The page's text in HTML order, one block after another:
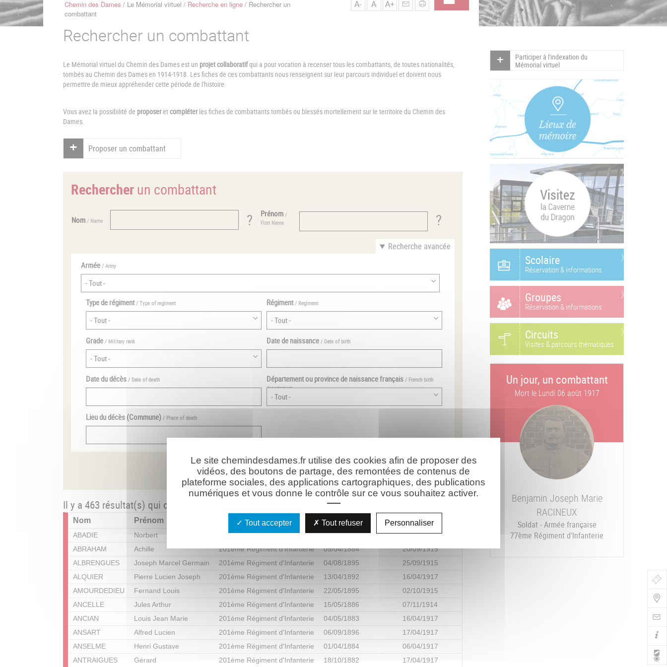
de
Fil
Chemin des Dames Le Mémorial virtuel Recherche en ligne Rechercher un
combattant
A- A A+
Rechercher un combattant
Le Mémorial virtuel du Chemin des Dames est un projet collaboratifqui a pour vocation à recenser tous les combattants, de toutes nationalités,
tombés au Chemin des Dames en 1914-1918. Les fiches de ces combattants nous renseignent sur leur parcours individuel et doivent nous
permettre de mieux appréhender cette période de l'histoire.
Vous avez la possibilité de proposeretcompléterles fiches de combattants tombés ou blessés mortellement sur le territoire du Chemin des
Dames.
Proposer un combattant
Rechercherun combattant
Nom / Name
Prénom /
First Name
Recherche avancée
Armée / Army
Type de régiment / Type of regiment Régiment / Regiment
Grade / Military rank Date de naissance / Date of birth
Date du décès / Date of death Département ou province de naissance français / French birth
departement
Lieu du décès (Commune) / Place of death
Il y a 463 résultat(s) qui correspond(ent) à votre recherche
Nom Prénom Régiment Date de naissance Date du décès
ABADIE Norbert 201ème Régiment d'Infanterie 21/02/1885
16/04/1917
ABRAHAM
Achille 201ème Régiment d'Infanterie 05/04/1884
20/09/1915
ALBRENGUES
Joseph Marcel Germain 201ème Régiment d'Infanterie 04/08/1895
25/09/1915
ALQUIER
Pierre Lucien Joseph 201ème Régiment d'Infanterie 13/04/1892
16/04/1917
AMOURDEDIEU
Fernand Louis 201ème Régiment d'Infanterie 22/05/1895
02/10/1915
ANCELLE
Jules Arthur 201ème Régiment d'Infanterie 15/05/1886
07/11/1914
ANCIAN
Louis Jean Marie 201ème Régiment d'Infanterie 04/05/1883
16/04/1917
ANSART
Alfred Lucien 201ème Régiment d'Infanterie 06/09/1896
17/04/1917
ANSELME
Henri Gustave 201ème Régiment d'Infanterie 01/04/1884
06/04/1917
ANTRAIGUES
Gérard 201ème Régiment d'Infanterie 18/10/1882 17/04/1917
Participer à l'indexation du
Mémorial virtuel
Scolaire
Réservation & informations
Groupes
Réservation & informations
Circuits
Visites & parcours thématiques
Un jour, un combattant
Mort le Lundi 06 août 1917
Benjamin Joseph Marie
RACINEUX
Soldat - Armée française
77ème Régiment d'Infanterie
Le site chemindesdames.fr utilise des cookies afin de proposer des
vidéos, des boutons de partage, des remontées de contenus de
plateforme sociales, des applications cartographiques, des publications
numériques et vous donne le contrôle sur ce vous souhaitez activer.
Tout accepter Tout refuser Personnaliser